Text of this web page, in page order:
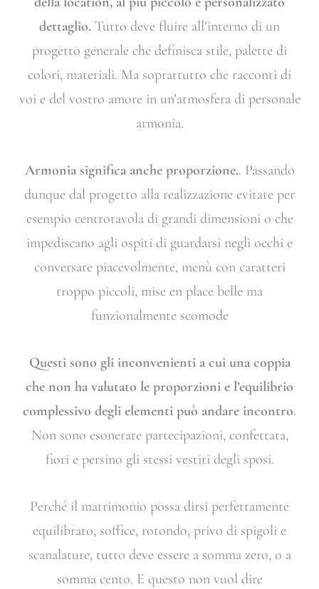
dettaglio. Tutto deve fluire all’interno di un
progetto generale che definisca stile, palette di
colori, materiali. Ma soprattutto che racconti di
voi e del vostro amore in un’atmosfera di personale
armonia.
Armonia significa anche proporzione.. Passando
dunque dal progetto alla realizzazione evitate per
esempio centrotavola di grandi dimensioni o che
impediscano agli ospiti di guardarsi negli occhi e
conversare piacevolmente, menù con caratteri
troppo piccoli, mise en place belle ma
funzionalmente scomode
Questi sono gli inconvenienti a cui una coppia
che non ha valutato le proporzioni e l’equilibrio
complessivo degli elementi può andare incontro.
Non sono esonerate partecipazioni, confettata,
fiori e persino gli stessi vestiti degli sposi.
Perché il matrimonio possa dirsi perfettamente
equilibrato, soffice, rotondo, privo di spigoli e
scanalature, tutto deve essere a somma zero, o a
somma cento. E questo non vuol dire